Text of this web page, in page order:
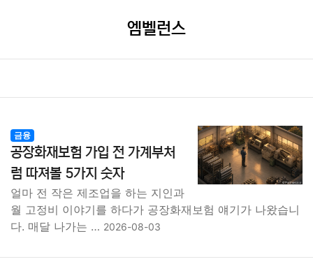
엠벨런스
금융
공장화재보험 가입 전 가계부처
럼 따져볼 5가지 숫자
얼마 전 작은 제조업을 하는 지인과
월 고정비 이야기를 하다가 공장화재보험 얘기가 나왔습니
다. 매달 나가는 … 2026-08-03